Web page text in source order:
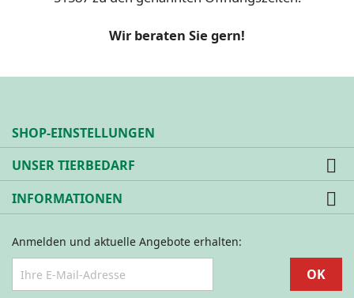
Wir beraten Sie gern!
SHOP-EINSTELLUNGEN
UNSER TIERBEDARF

INFORMATIONEN 
Anmelden und aktuelle Angebote erhalten: